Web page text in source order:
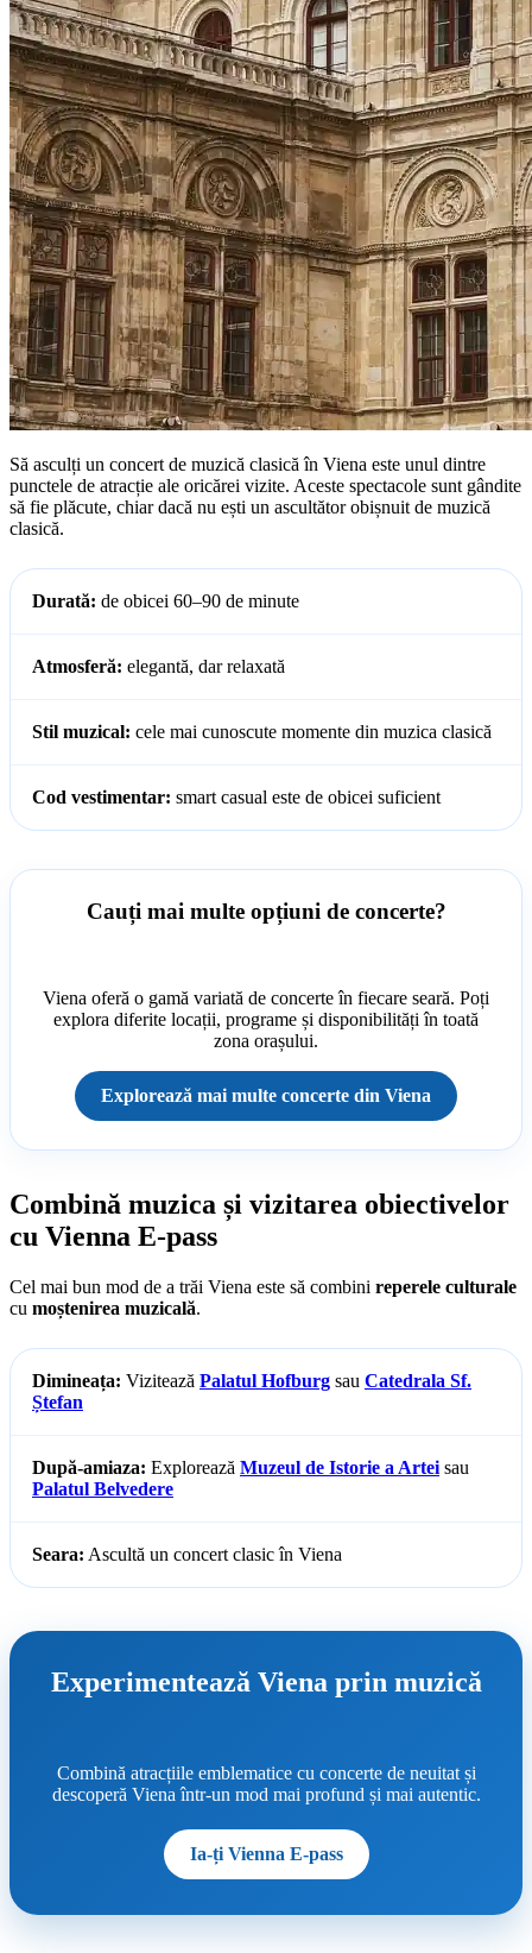
Să asculți un concert de muzică clasică în Viena este unul dintre
punctele de atracție ale oricărei vizite. Aceste spectacole sunt gândite
să fie plăcute, chiar dacă nu ești un ascultător obișnuit de muzică
clasică.
Durată: de obicei 60–90 de minute
Atmosferă: elegantă, dar relaxată
Stil muzical: cele mai cunoscute momente din muzica clasică
Cod vestimentar: smart casual este de obicei suficient
Cauți mai multe opțiuni de concerte?
Viena oferă o gamă variată de concerte în fiecare seară. Poți
explora diferite locații, programe și disponibilități în toată
zona orașului.
Explorează mai multe concerte din Viena
Combină muzica și vizitarea obiectivelor
cu Vienna E-pass
Cel mai bun mod de a trăi Viena este să combini reperele culturale
cu moștenirea muzicală.
Dimineața: Vizitează Palatul Hofburg sau Catedrala Sf.
Ștefan
După-amiaza: Explorează Muzeul de Istorie a Artei sau
Palatul Belvedere
Seara: Ascultă un concert clasic în Viena
Experimentează Viena prin muzică
Combină atracțiile emblematice cu concerte de neuitat și
descoperă Viena într-un mod mai profund și mai autentic.
Ia-ți Vienna E-pass